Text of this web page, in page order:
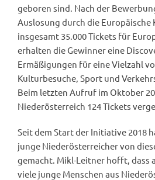
geboren sind. Nach der
Auslosung durch die Europäische
insgesamt 35.000 Tickets für
erhalten die Gewinner eine
Ermäßigungen für eine Vielzahl
Kulturbesuche, Sport und
Beim letzten Aufruf im Oktober
Niederösterreich 124 Tickets
Seit dem Start der Initiative 2018
junge Niederösterreicher von
gemacht. Mikl-Leitner hofft, dass
viele junge Menschen aus